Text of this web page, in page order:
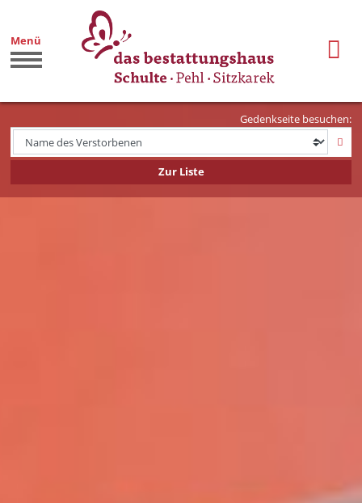
Menü
Gedenkseite besuchen:
Zur Liste